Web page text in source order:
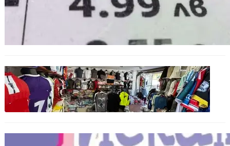
БЪЛГАРИЯ
Левът изчезва от етикетите: Търговците
БЪЛГАРИЯ
Иззеха фалшиви стоки за близо 650 000
евро при акция във Варна и „Златни
пясъци“